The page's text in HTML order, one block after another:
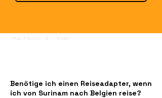
Benötige ich einen Reiseadapter, wenn
ich von Surinam nach Belgien reise?